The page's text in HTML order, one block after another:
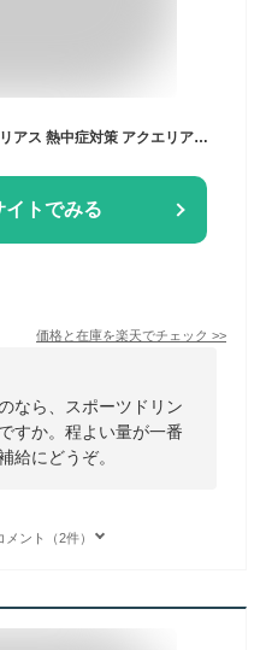
【24本】スポーツドリンク アクエリアス 熱中症対策 アクエリアス ラベルレス PET 500ml ペットボトル 500ml スポーツ飲料 水分補給 24本 ケース コカ・コーラ ソフトドリンク スポーツ 運動 塩分補給 脱水 【D】
イトでみる
価格と在庫を楽天でチェック >>
なら、スポーツドリン
すか。程よい量が一番
給にどうぞ。
ント（2件）